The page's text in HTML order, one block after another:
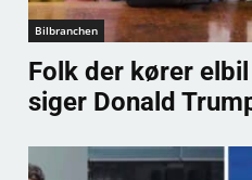
Bilbranchen
Folk der kører
siger Donald